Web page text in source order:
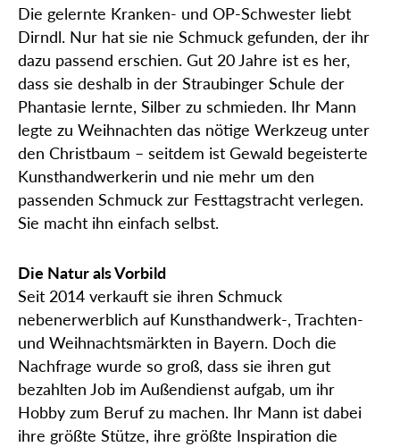
Die gelernte Kranken- und OP-Schwester liebt
Dirndl. Nur hat sie nie Schmuck gefunden, der ihr
dazu passend erschien. Gut 20 Jahre ist es her,
dass sie deshalb in der Straubinger Schule der
Phantasie lernte, Silber zu schmieden. Ihr Mann
legte zu Weihnachten das nötige Werkzeug unter
den Christbaum – seitdem ist Gewald begeisterte
Kunsthandwerkerin und nie mehr um den
passenden Schmuck zur Festtagstracht verlegen.
Sie macht ihn einfach selbst.
Die Natur als Vorbild
Seit 2014 verkauft sie ihren Schmuck
nebenerwerblich auf Kunsthandwerk-, Trachten-
und Weihnachtsmärkten in Bayern. Doch die
Nachfrage wurde so groß, dass sie ihren gut
bezahlten Job im Außendienst aufgab, um ihr
Hobby zum Beruf zu machen. Ihr Mann ist dabei
ihre größte Stütze, ihre größte Inspiration die